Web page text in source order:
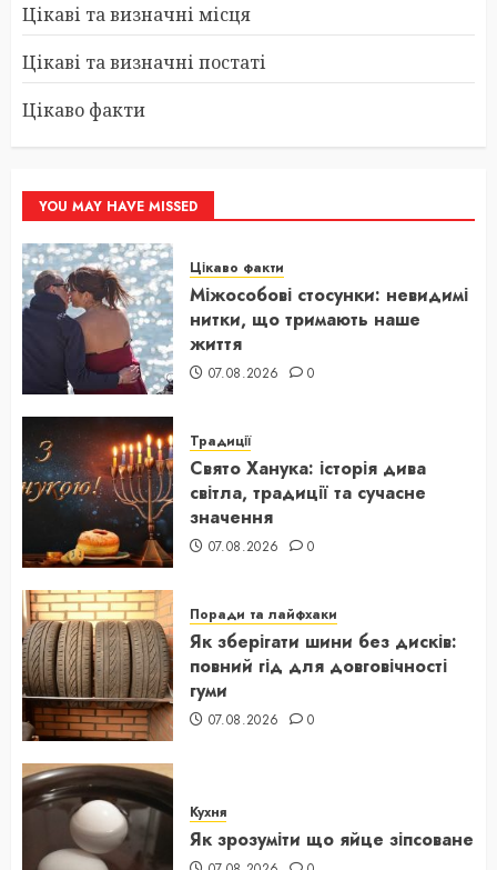
Цікаві та визначні місця
Цікаві та визначні постаті
Цікаво факти
YOU MAY HAVE MISSED
Цікаво факти
Міжособові стосунки: невидимі
нитки, що тримають наше
життя
07.08.2026 0
Традиції
Свято Ханука: історія дива
світла, традиції та сучасне
значення
07.08.2026 0
Поради та лайфхаки
Як зберігати шини без дисків:
повний гід для довговічності
гуми
07.08.2026 0
Кухня
Як зрозуміти що яйце зіпсоване